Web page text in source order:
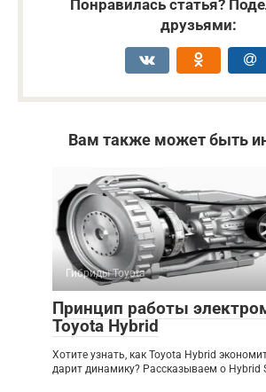
Понравилась статья?
друзьями:
Вам также может быть
Гибриды Toyota
Принцип работы
Toyota Hybrid
Хотите узнать, как Toyota Hybrid
дарит динамику? Рассказываем о Hybrid